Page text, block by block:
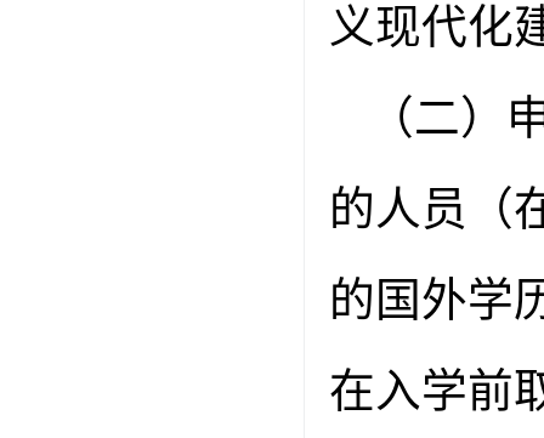
义现代化
（二）
的人员（
的国外学
在入学前